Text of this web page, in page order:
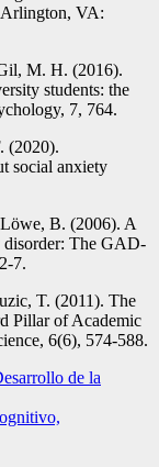
Arlington, VA:
M. H. (2016).
students: the
7, 764.
(2020).
social anxiety
B. (2006). A
disorder: The GAD-
7.
T. (2011). The
Pillar of Academic
6(6), 574-588.
de la